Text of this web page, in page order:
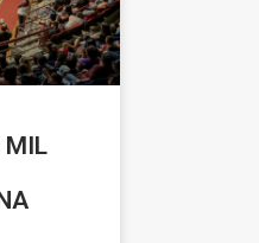
MIL